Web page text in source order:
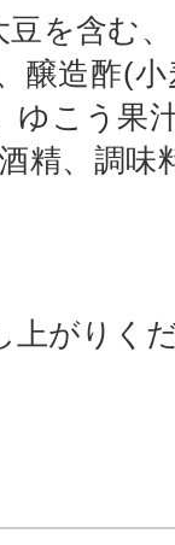
を含む
醸造酢(
ゆこう果
精、調味
上がりく